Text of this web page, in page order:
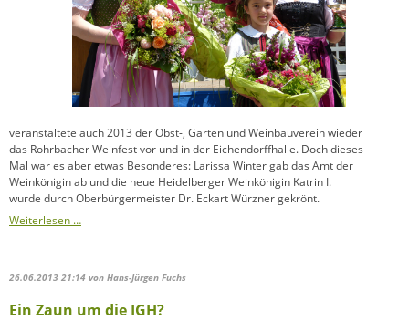
veranstaltete auch 2013 der Obst-, Garten und Weinbauverein wieder
das Rohrbacher Weinfest vor und in der Eichendorffhalle. Doch dieses
Mal war es aber etwas Besonderes: Larissa Winter gab das Amt der
Weinkönigin ab und die neue Heidelberger Weinkönigin Katrin I.
wurde durch Oberbürgermeister Dr. Eckart Würzner gekrönt.
Weiterlesen …
26.06.2013 21:14 von Hans-Jürgen Fuchs
Ein Zaun um die IGH?